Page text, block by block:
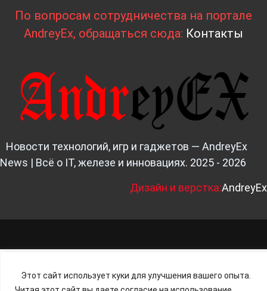
Этот сайт использует куки для улучшения вашего опыта.
По вопросам сотрудничества на портале
AndreyEx, обращаться сюда: Контакты
Новости технологий, игр и гаджетов — AndreyEx
News | Всё о IT, железе и инновациях. 2025 - 2026
Дизайн и верстка:AndreyEx